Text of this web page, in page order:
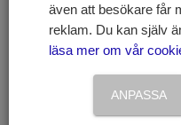
investerare
företagen inom
hälsa, läkemedel
Schwab
fond som
även att besökare får
reklam. Du kan själv
läsa mer om vår
ANPASSA